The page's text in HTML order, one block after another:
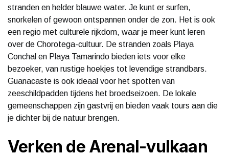
stranden en helder blauwe water. Je kunt er surfen,
snorkelen of gewoon ontspannen onder de zon. Het is ook
een regio met culturele rijkdom, waar je meer kunt leren
over de Chorotega-cultuur. De stranden zoals Playa
Conchal en Playa Tamarindo bieden iets voor elke
bezoeker, van rustige hoekjes tot levendige strandbars.
Guanacaste is ook ideaal voor het spotten van
zeeschildpadden tijdens het broedseizoen. De lokale
gemeenschappen zijn gastvrij en bieden vaak tours aan die
je dichter bij de natuur brengen.
Verken de Arenal-vulkaan